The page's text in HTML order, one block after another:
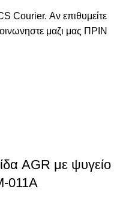
Courier. Αν επιθυμείτε
μαζι μας ΠΡΙΝ
AGR με ψυγείο
011A